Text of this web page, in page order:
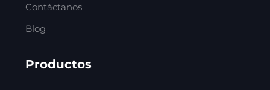
Contáctanos
Blog
Productos